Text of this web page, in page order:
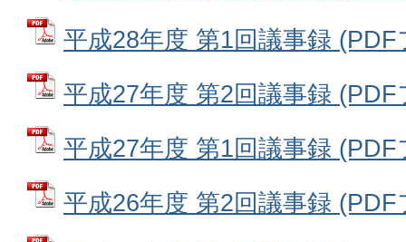
平成28年度 第1回議事録
平成27年度 第2回議事録
平成27年度 第1回議事録
平成26年度 第2回議事録